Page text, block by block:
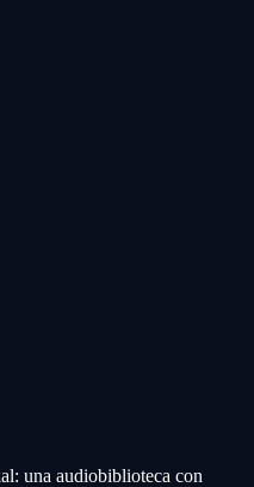
una audiobiblioteca con